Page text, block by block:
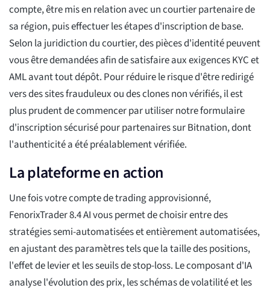
compte, être mis en relation avec un courtier partenaire de
sa région, puis effectuer les étapes d'inscription de base.
Selon la juridiction du courtier, des pièces d'identité peuvent
vous être demandées afin de satisfaire aux exigences KYC et
AML avant tout dépôt. Pour réduire le risque d'être redirigé
vers des sites frauduleux ou des clones non vérifiés, il est
plus prudent de commencer par utiliser notre formulaire
d'inscription sécurisé pour partenaires sur Bitnation, dont
l'authenticité a été préalablement vérifiée.
La plateforme en action
Une fois votre compte de trading approvisionné,
FenorixTrader 8.4 AI vous permet de choisir entre des
stratégies semi-automatisées et entièrement automatisées,
en ajustant des paramètres tels que la taille des positions,
l'effet de levier et les seuils de stop-loss. Le composant d'IA
analyse l'évolution des prix, les schémas de volatilité et les